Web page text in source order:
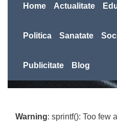
Home Actualitate
Politica Sanatate
Publicitate Blog
Warning: sprintf(): Too few